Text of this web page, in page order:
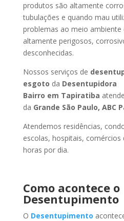
produtos são altamente
tubulações e quando mau
problemas ao meio ambiente
altamente perigosos,
desconhecidas.
Nossos serviços de
esgoto da Desentupidora
Bairro em Tapiratiba
da Grande São Paulo, ABC
Atendemos residências,
escolas, hospitais,
horas por dia.
Como acontece o
Desentupimento
O Desentupimento